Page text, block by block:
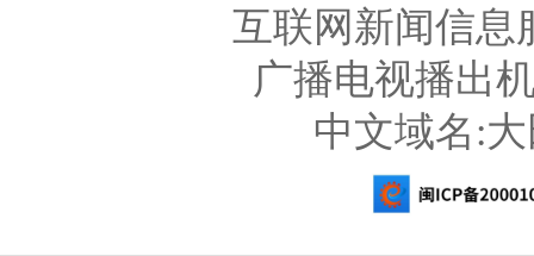
互联网新闻信息
广播电视播出
中文域名: